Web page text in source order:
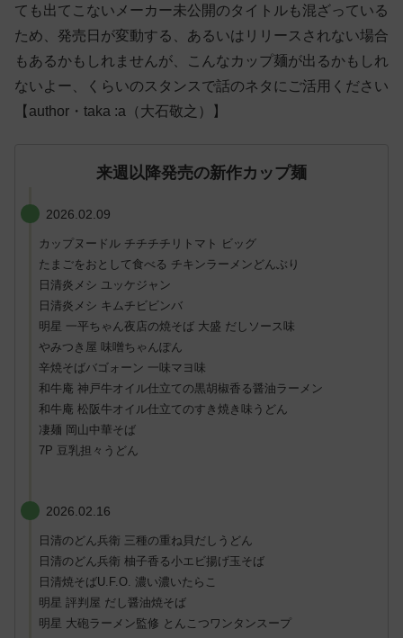
ても出てこないメーカー未公開のタイトルも混ざっている
ため、発売日が変動する、あるいはリリースされない場合
もあるかもしれませんが、こんなカップ麺が出るかもしれ
ないよー、くらいのスタンスで話のネタにご活用ください
【author・taka :a（大石敬之）】
来週以降発売の新作カップ麺
2026.02.09
カップヌードル チチチチリトマト ビッグ
たまごをおとして食べる チキンラーメンどんぶり
日清炎メシ ユッケジャン
日清炎メシ キムチビビンバ
明星 一平ちゃん夜店の焼そば 大盛 だしソース味
やみつき屋 味噌ちゃんぽん
辛焼そばバゴォーン 一味マヨ味
和牛庵 神戸牛オイル仕立ての黒胡椒香る醤油ラーメン
和牛庵 松阪牛オイル仕立てのすき焼き味うどん
凄麺 岡山中華そば
7P 豆乳担々うどん
2026.02.16
日清のどん兵衛 三種の重ね貝だしうどん
日清のどん兵衛 柚子香る小エビ揚げ玉そば
日清焼そばU.F.O. 濃い濃いたらこ
明星 評判屋 だし醤油焼そば
明星 大砲ラーメン監修 とんこつワンタンスープ